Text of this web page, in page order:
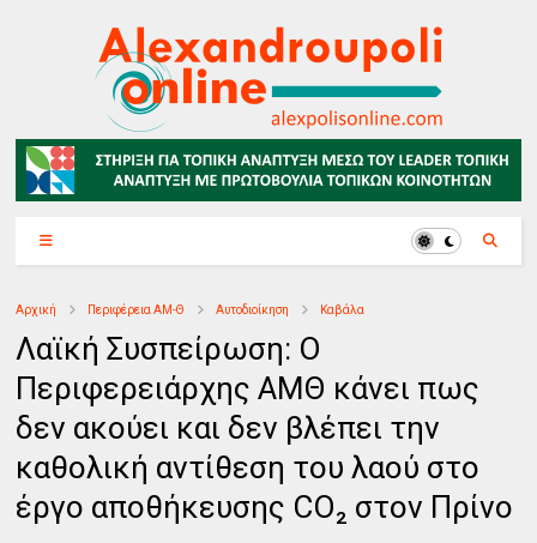
Αρχική Περιφέρεια ΑΜ-Θ Αυτοδιοίκηση Καβάλα
Λαϊκή Συσπείρωση: Ο
Περιφερειάρχης ΑΜΘ κάνει πως
δεν ακούει και δεν βλέπει την
καθολική αντίθεση του λαού στο
έργο αποθήκευσης CO₂ στον Πρίνο